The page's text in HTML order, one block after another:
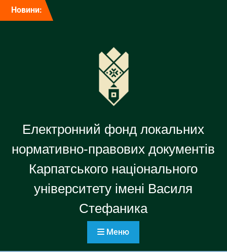
Новини:
Електронний фонд локальних
нормативно-правових документів
Карпатського національного
університету імені Василя
Стефаника
Меню